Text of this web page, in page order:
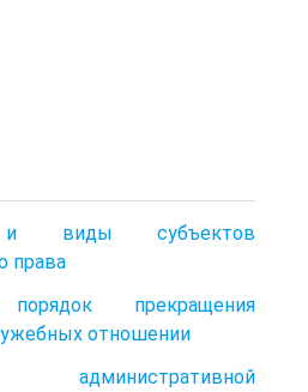
виды субъектов
права
прекращения
отношении